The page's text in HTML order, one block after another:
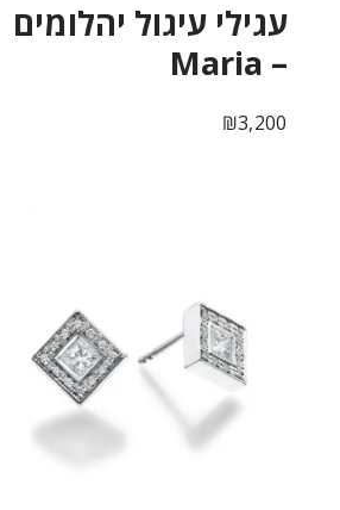
עגילי עיגול יהלומים
– Maria
₪3,200